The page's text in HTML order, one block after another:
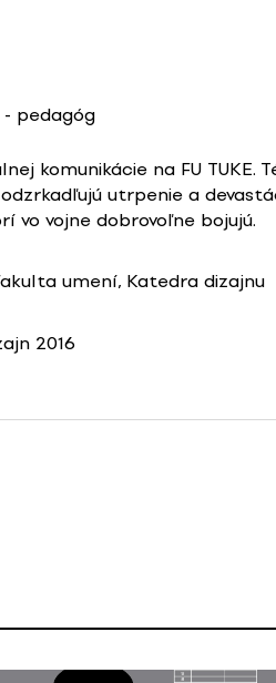
- pedagóg
komunikácie na FU
utrpenie a
vo vojne dobrovoľne bojujú.
umení, Katedra dizajnu
2016